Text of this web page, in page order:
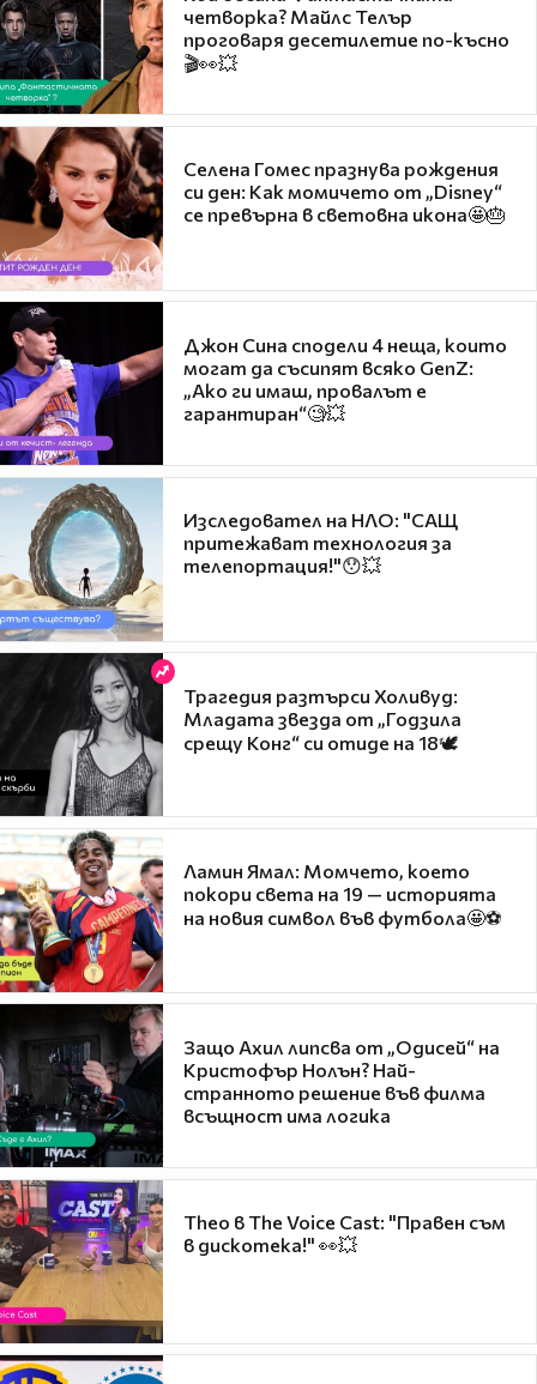
четворка? Майлс Телър
проговаря десетилетие по-късно
🎬👀💥
Селена Гомес празнува рождения
си ден: Как момичето от „Disney“
се превърна в световна икона🤩🎂
Джон Сина сподели 4 неща, които
могат да съсипят всяко GenZ:
„Ако ги имаш, провалът е
гарантиран“🧐💥
Изследовател на НЛО: "САЩ
притежават технология за
телепортация!"😯💥
Трагедия разтърси Холивуд:
Младата звезда от „Годзила
срещу Конг“ си отиде на 18🕊️
Ламин Ямал: Момчето, което
покори света на 19 — историята
на новия символ във футбола🤩⚽
Защо Ахил липсва от „Одисей“ на
Кристофър Нолън? Най-
странното решение във филма
всъщност има логика
Theo в The Voice Cast: "Правен съм
в дискотека!" 👀💥